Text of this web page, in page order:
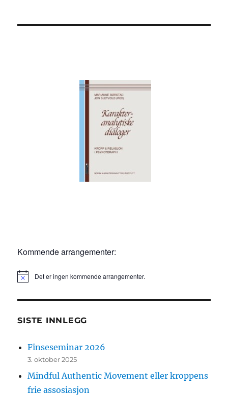
Kommende arrangementer:
M
a
Det er ingen kommende arrangementer.
SISTE INNLEGG
Finseseminar 2026
3. oktober 2025
Mindful Authentic Movement eller kroppens
frie assosiasjon